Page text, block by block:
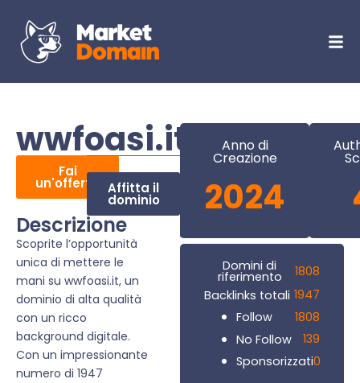
wwfoasi.it
Fai
un'offerta Affitta il
dominio
Descrizione
Scoprite l’opportunità
unica di mettere le
mani su wwfoasi.it, un
dominio di alta qualità
con un ricco
background digitale.
Con un impressionante
numero di 1947
Anno di
Creazione
2024
Domini di
riferimento
1808
Backlinks totali 1947
Follow
1808
No Follow
139
Sponsorizzati0